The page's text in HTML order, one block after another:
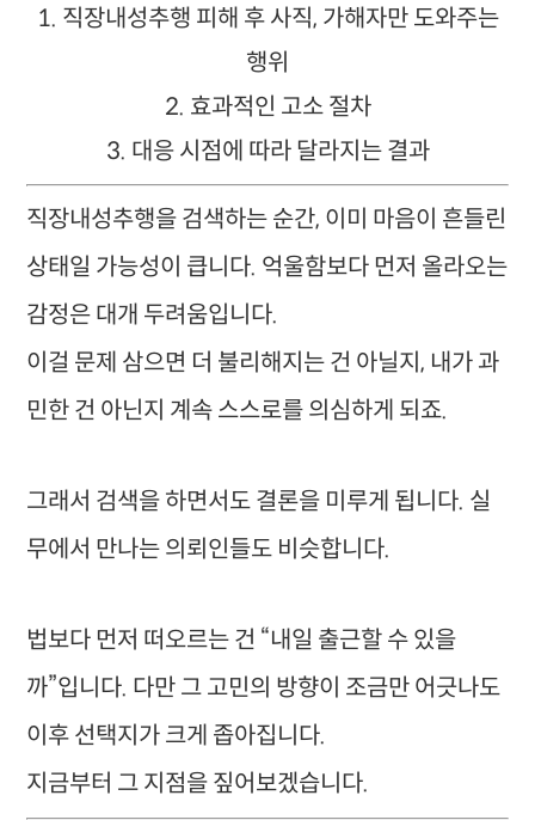
1. 직장내성추행 피해 후 사직, 가해자만 도와주는
행위
2. 효과적인 고소 절차
3. 대응 시점에 따라 달라지는 결과
직장내성추행을 검색하는 순간, 이미 마음이 흔들린
상태일 가능성이 큽니다. 억울함보다 먼저 올라오는
감정은 대개 두려움입니다.
이걸 문제 삼으면 더 불리해지는 건 아닐지, 내가 과
민한 건 아닌지 계속 스스로를 의심하게 되죠.
그래서 검색을 하면서도 결론을 미루게 됩니다. 실
무에서 만나는 의뢰인들도 비슷합니다.
법보다 먼저 떠오르는 건 “내일 출근할 수 있을
까”입니다. 다만 그 고민의 방향이 조금만 어긋나도
이후 선택지가 크게 좁아집니다.
지금부터 그 지점을 짚어보겠습니다.